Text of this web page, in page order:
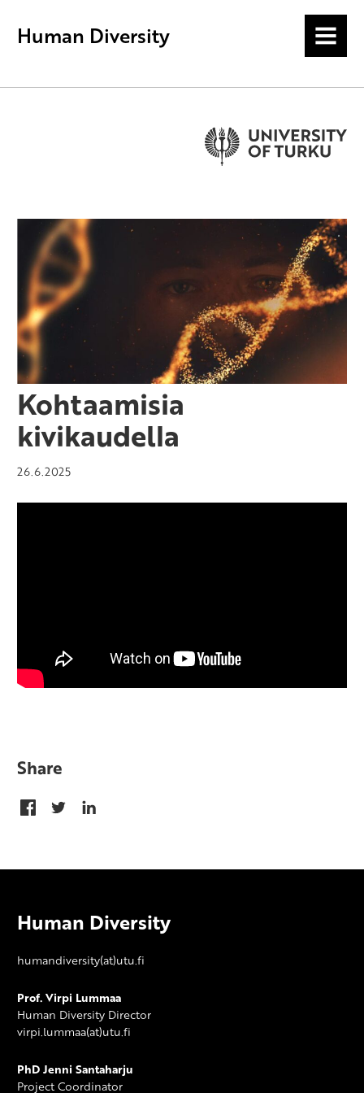
Human Diversity MENU
Kohtaamisia
kivikaudella
26.6.2025
Share
Human Diversity
humandiversity(at)utu.fi
Prof. Virpi Lummaa
Human Diversity Director
virpi.lummaa(at)utu.fi
PhD Jenni Santaharju
Project Coordinator